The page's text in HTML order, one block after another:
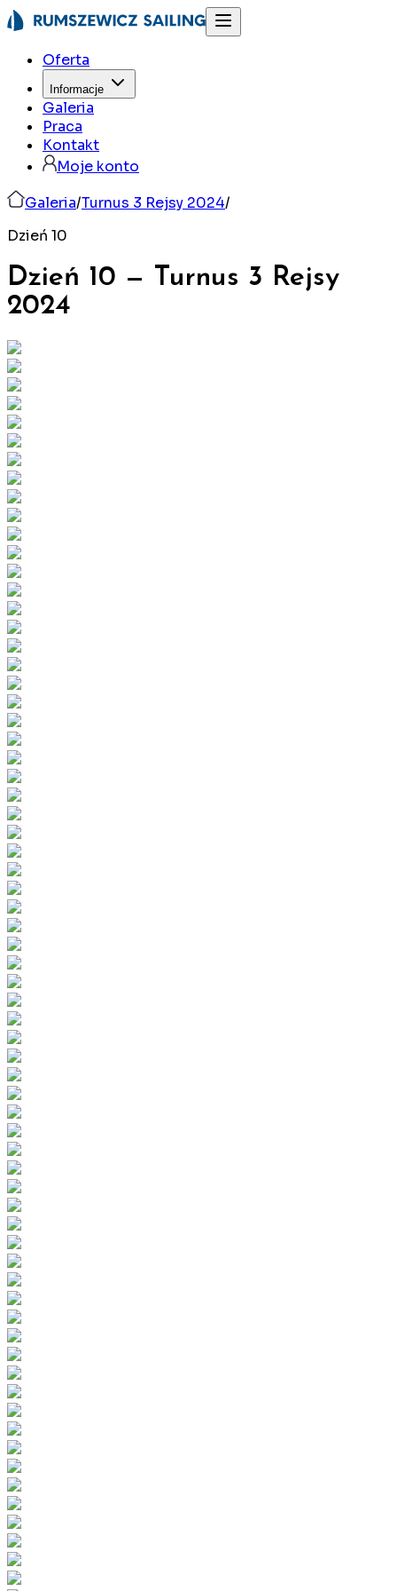
Oferta
Informacje
Galeria
Praca
Kontakt
Moje konto
Galeria/Turnus 3 Rejsy 2024/
Dzień 10
Dzień 10 —
Turnus 3 Rejsy
2024